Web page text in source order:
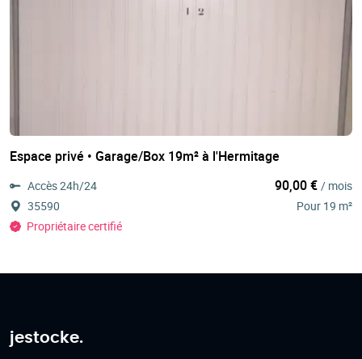
Espace privé • Garage/Box 19m² à l'Hermitage
Accès 24h/24
35590
Propriétaire certifié
90,00 € / mois
Pour 19 m²
jestocke.